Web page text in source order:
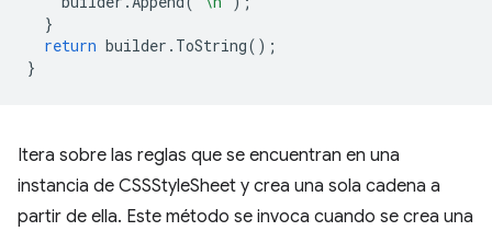
}
return builder . ToString();
}
Itera sobre las reglas que se encuentran en una
instancia de CSSStyleSheet y crea una sola cadena a
partir de ella. Este método se invoca cuando se crea una